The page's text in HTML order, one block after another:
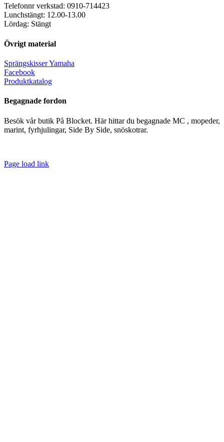
Telefonnr verkstad: 0910-714423
Lunchstängt: 12.00-13.00
Lördag: Stängt
Övrigt material
Sprängskisser Yamaha
Facebook
Produktkatalog
Begagnade fordon
Besök vår butik På Blocket. Här hittar du begagnade MC , mopeder,
marint, fyrhjulingar, Side By Side, snöskotrar.
Page load link